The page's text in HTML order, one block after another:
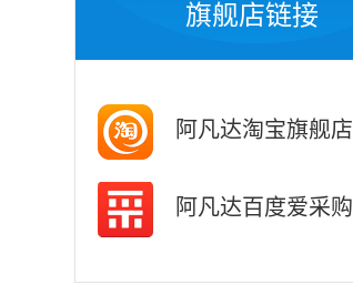
旗舰店链接
阿凡达淘宝旗舰店
阿凡达百度爱采购